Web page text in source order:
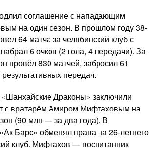
соглашение с нападающим
на один сезон. В прошлом году 38-
64 матча за челябинский клуб с
6 очков (2 гола, 4 передачи). За
провёл 830 матчей, забросил 61
передач.
«Шанхайские Драконы» заключили
с вратарём Амиром Мифтаховым на
(90 млн — за два года). В
Барс» обменял права на 26-летнего
клуб. Мифтахов — воспитанник